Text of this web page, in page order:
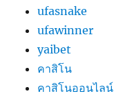
ufasnake
ufawinner
yaibet
คาสิโน
คาสิโนออนไลน์